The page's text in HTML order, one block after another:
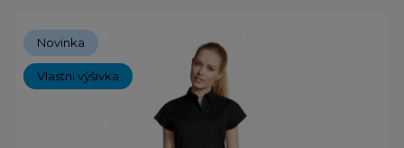
Novinka
Vlastní výšivka